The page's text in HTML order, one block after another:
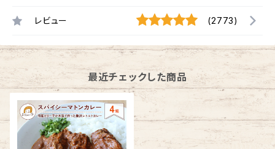
レビュー (2773)
最近チェックした商品